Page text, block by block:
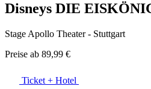
Disneys DIE
Stage Apollo Theater - Stuttgart
Preise ab 89,99 €
Ticket + Hotel